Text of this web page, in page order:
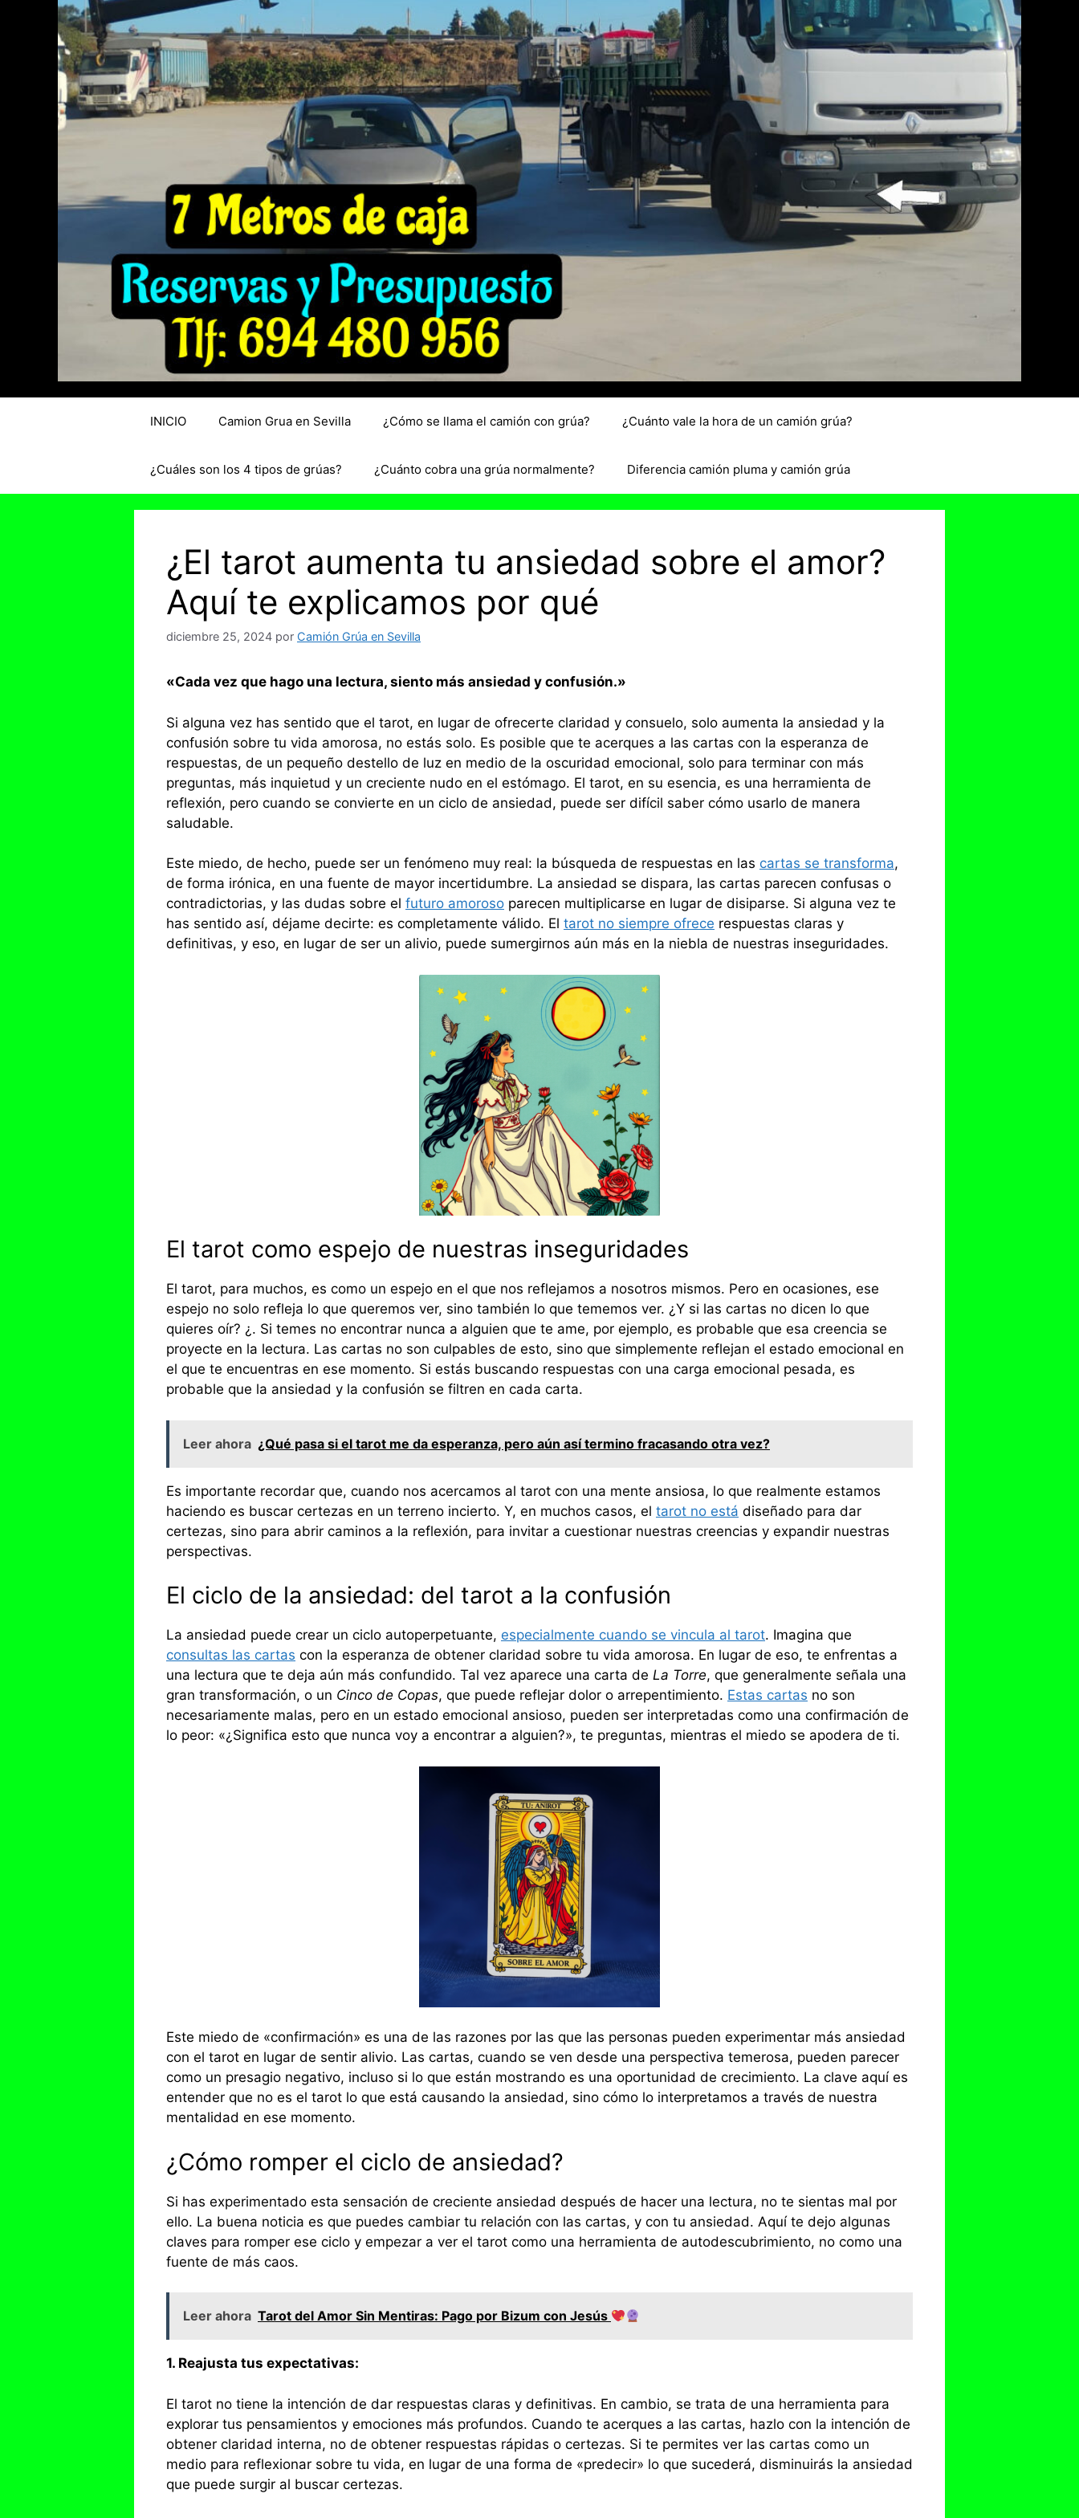
INICIO Camion Grua en Sevilla ¿Cómo se llama el camión con grúa? ¿Cuánto vale la hora de un camión grúa?
¿Cuáles son los 4 tipos de grúas? ¿Cuánto cobra una grúa normalmente? Diferencia camión pluma y camión grúa
¿El tarot aumenta tu ansiedad sobre el amor?
Aquí te explicamos por qué
diciembre 25, 2024 por Camión Grúa en Sevilla
«Cada vez que hago una lectura, siento más ansiedad y confusión.»
Si alguna vez has sentido que el tarot, en lugar de ofrecerte claridad y consuelo, solo aumenta la ansiedad y la
confusión sobre tu vida amorosa, no estás solo. Es posible que te acerques a las cartas con la esperanza de
respuestas, de un pequeño destello de luz en medio de la oscuridad emocional, solo para terminar con más
preguntas, más inquietud y un creciente nudo en el estómago. El tarot, en su esencia, es una herramienta de
reflexión, pero cuando se convierte en un ciclo de ansiedad, puede ser difícil saber cómo usarlo de manera
saludable.
Este miedo, de hecho, puede ser un fenómeno muy real: la búsqueda de respuestas en las cartas se transforma,
de forma irónica, en una fuente de mayor incertidumbre. La ansiedad se dispara, las cartas parecen confusas o
contradictorias, y las dudas sobre el futuro amoroso parecen multiplicarse en lugar de disiparse. Si alguna vez te
has sentido así, déjame decirte: es completamente válido. El tarot no siempre ofrece respuestas claras y
definitivas, y eso, en lugar de ser un alivio, puede sumergirnos aún más en la niebla de nuestras inseguridades.
El tarot como espejo de nuestras inseguridades
El tarot, para muchos, es como un espejo en el que nos reflejamos a nosotros mismos. Pero en ocasiones, ese
espejo no solo refleja lo que queremos ver, sino también lo que tememos ver. ¿Y si las cartas no dicen lo que
quieres oír? ¿. Si temes no encontrar nunca a alguien que te ame, por ejemplo, es probable que esa creencia se
proyecte en la lectura. Las cartas no son culpables de esto, sino que simplemente reflejan el estado emocional en
el que te encuentras en ese momento. Si estás buscando respuestas con una carga emocional pesada, es
probable que la ansiedad y la confusión se filtren en cada carta.
Leer ahora ¿Qué pasa si el tarot me da esperanza, pero aún así termino fracasando otra vez?
Es importante recordar que, cuando nos acercamos al tarot con una mente ansiosa, lo que realmente estamos
haciendo es buscar certezas en un terreno incierto. Y, en muchos casos, el tarot no está diseñado para dar
certezas, sino para abrir caminos a la reflexión, para invitar a cuestionar nuestras creencias y expandir nuestras
perspectivas.
El ciclo de la ansiedad: del tarot a la confusión
La ansiedad puede crear un ciclo autoperpetuante, especialmente cuando se vincula al tarot. Imagina que
consultas las cartas con la esperanza de obtener claridad sobre tu vida amorosa. En lugar de eso, te enfrentas a
una lectura que te deja aún más confundido. Tal vez aparece una carta de La Torre, que generalmente señala una
gran transformación, o un Cinco de Copas, que puede reflejar dolor o arrepentimiento. Estas cartas no son
necesariamente malas, pero en un estado emocional ansioso, pueden ser interpretadas como una confirmación de
lo peor: «¿Significa esto que nunca voy a encontrar a alguien?», te preguntas, mientras el miedo se apodera de ti.
Este miedo de «confirmación» es una de las razones por las que las personas pueden experimentar más ansiedad
con el tarot en lugar de sentir alivio. Las cartas, cuando se ven desde una perspectiva temerosa, pueden parecer
como un presagio negativo, incluso si lo que están mostrando es una oportunidad de crecimiento. La clave aquí es
entender que no es el tarot lo que está causando la ansiedad, sino cómo lo interpretamos a través de nuestra
mentalidad en ese momento.
¿Cómo romper el ciclo de ansiedad?
Si has experimentado esta sensación de creciente ansiedad después de hacer una lectura, no te sientas mal por
ello. La buena noticia es que puedes cambiar tu relación con las cartas, y con tu ansiedad. Aquí te dejo algunas
claves para romper ese ciclo y empezar a ver el tarot como una herramienta de autodescubrimiento, no como una
fuente de más caos.
Leer ahora Tarot del Amor Sin Mentiras: Pago por Bizum con Jesús
1. Reajusta tus expectativas:
El tarot no tiene la intención de dar respuestas claras y definitivas. En cambio, se trata de una herramienta para
explorar tus pensamientos y emociones más profundos. Cuando te acerques a las cartas, hazlo con la intención de
obtener claridad interna, no de obtener respuestas rápidas o certezas. Si te permites ver las cartas como un
medio para reflexionar sobre tu vida, en lugar de una forma de «predecir» lo que sucederá, disminuirás la ansiedad
que puede surgir al buscar certezas.